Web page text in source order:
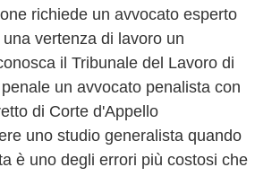
richiede un avvocato esperto
vertenza di lavoro un
il Tribunale del Lavoro di
un avvocato penalista con
di Corte d'Appello
uno studio generalista quando
è uno degli errori più costosi che